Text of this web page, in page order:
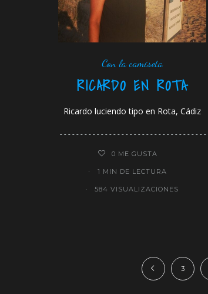
Con la camiseta
RICARDO EN ROTA
Ricardo luciendo tipo en Rota, Cádiz
0 ME GUSTA
1 MIN DE LECTURA
584 VISUALIZACIONES
3